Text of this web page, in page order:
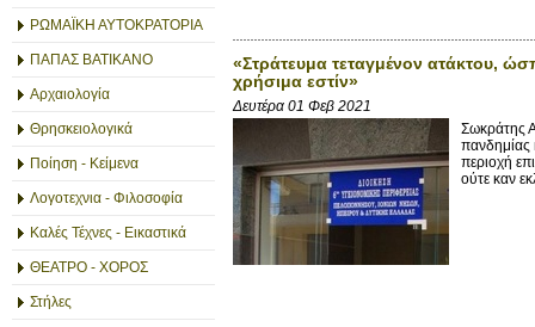
ΡΩΜΑΪΚΗ ΑΥΤΟΚΡΑΤΟΡΙΑ
ΠΑΠΑΣ ΒΑΤΙΚΑΝΟ
Αρχαιολογία
Θρησκειολογικά
Ποίηση - Κείμενα
Λογοτεχνια - Φιλοσοφία
Καλές Τέχνες - Εικαστικά
ΘΕΑΤΡΟ - ΧΟΡΟΣ
Στήλες
«Στράτευμα τεταγμένον ατάκτου,
χρήσιμα εστίν»
Δευτέρα 01 Φεβ 2021
Σωκράτης
πανδημίας
περιοχή
ούτε καν